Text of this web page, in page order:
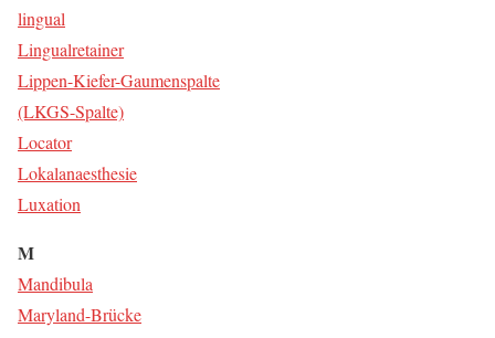
lin­gu­al
Lin­gu­al­re­tai­ner
Lip­pen-Kie­fer-Gau­men­spal­te
(LKGS-Spal­te)
Loca­tor
Lokal­an­aes­the­sie
Luxa­ti­on
M
Man­di­bu­la
Mary­land-Brü­cke